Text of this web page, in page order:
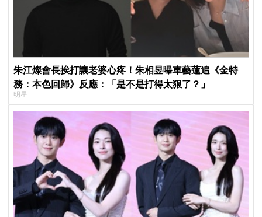
朱江燦會長挨打讓老婆心疼！朱相昱曝車藝蓮追《金特
務：本色回歸》反應：「是不是打得太狠了？」
明星